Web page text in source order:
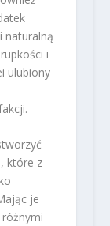
naturalną
i
ulubiony
które z
je